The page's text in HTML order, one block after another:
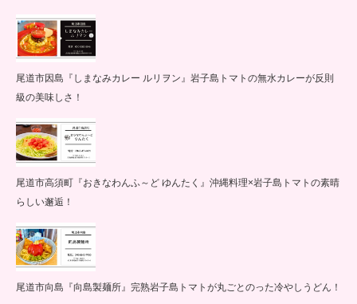
尾道市因島『しまなみカレー ルリヲン』岩子島トマトの無水カレーが反則
級の美味しさ！
尾道市高須町『おきなわんふ～ど ゆんたく』沖縄料理×岩子島トマトの素晴
らしい邂逅！
尾道市向島『向島製麺所』完熟岩子島トマトが丸ごとのった冷やしうどん！